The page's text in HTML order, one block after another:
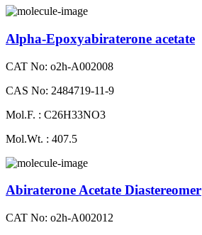
Alpha-Epoxyabiraterone acetate
CAT No: o2h-A002008
CAS No: 2484719-11-9
Mol.F. : C26H33NO3
Mol.Wt. : 407.5
Abiraterone Acetate Diastereomer
CAT No: o2h-A002012